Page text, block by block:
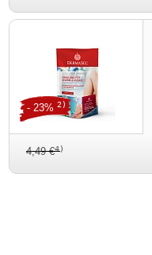
4,49 €4)
- 23% 2)